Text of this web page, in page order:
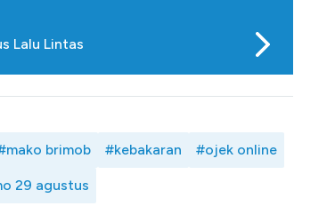
Lalu Lintas
brimob #kebakaran #ojek online
29 agustus